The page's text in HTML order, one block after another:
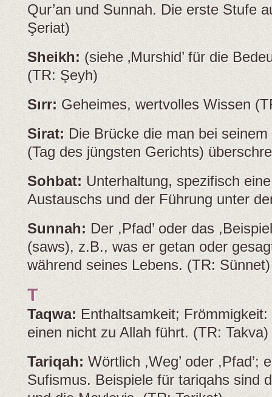
Qur’an und Sunnah. Die erste Stufe
Şeriat)
Sheikh: (siehe ‚Murshid’ für die
(TR: Şeyh)
Sırr: Geheimes, wertvolles Wissen
Sirat: Die Brücke die man bei
(Tag des jüngsten Gerichts)
Sohbat: Unterhaltung, spezifisch
Austauschs und der Führung unter
Sunnah: Der ,Pfad’ oder das
(saws), z.B., was er getan oder
während seines Lebens. (TR: Sünnet)
T
Taqwa: Enthaltsamkeit;
einen nicht zu Allah führt. (TR: Takva)
Tariqah: Wörtlich ,Weg’ oder ,Pfad’;
Sufismus. Beispiele für tariqahs sind